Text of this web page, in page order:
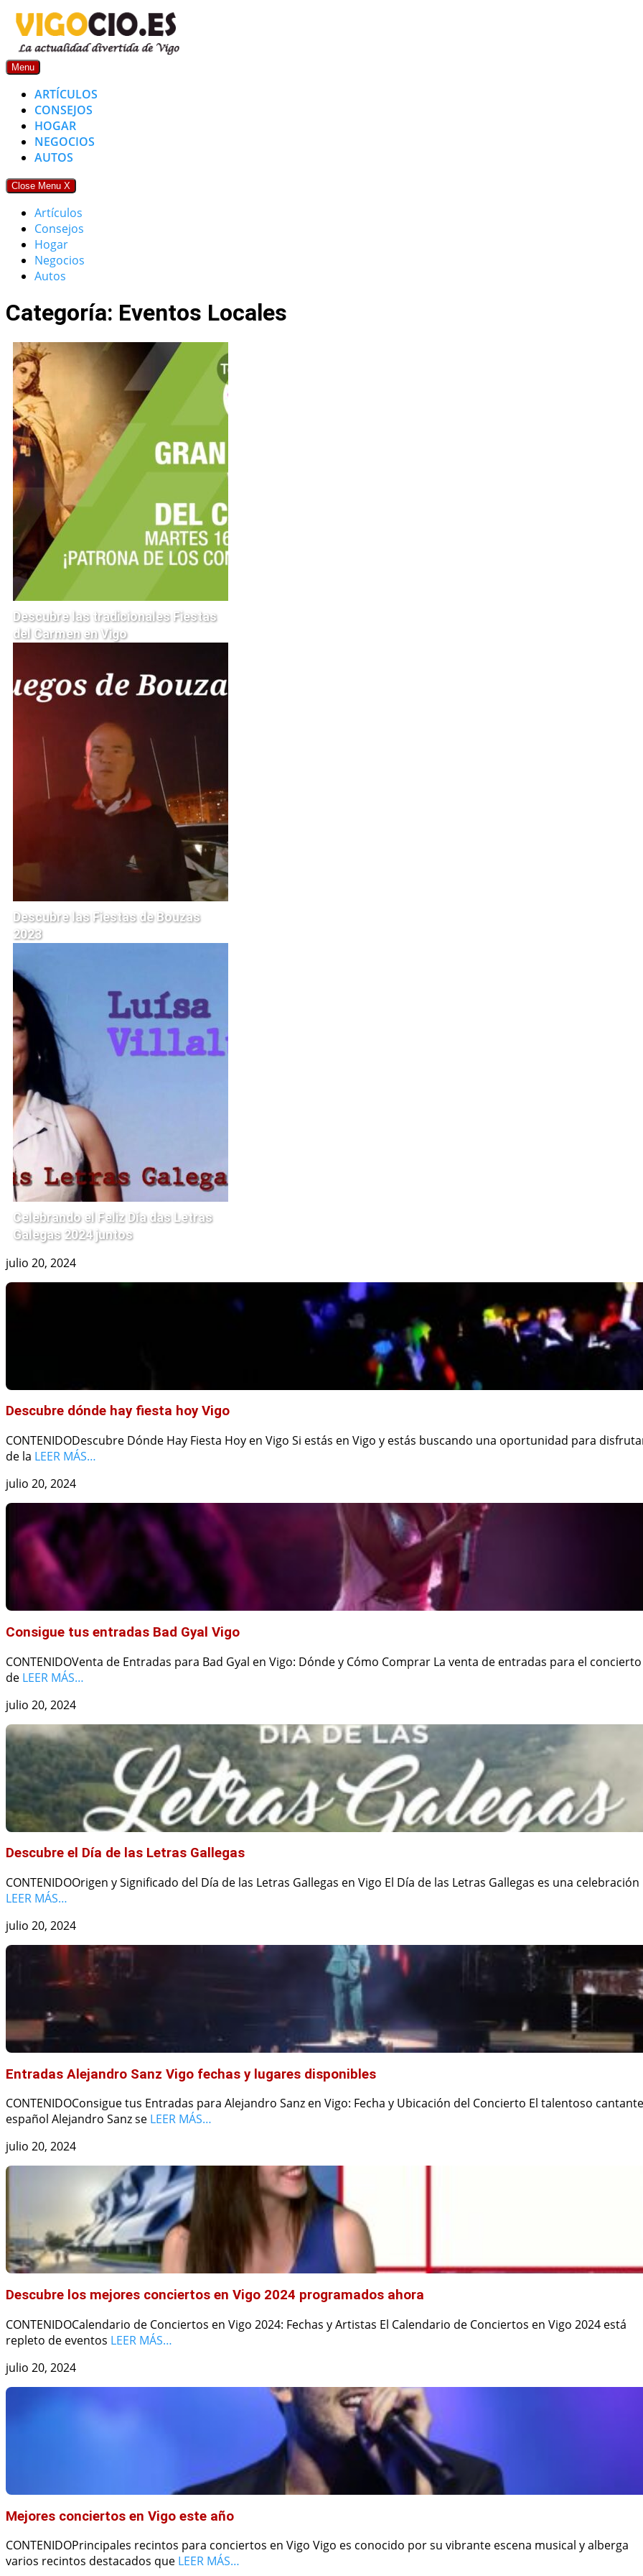
Skip
content
Menu
ARTÍCULOS
CONSEJOS
HOGAR
NEGOCIOS
AUTOS
Close Menu X
Artículos
Consejos
Hogar
Negocios
Autos
Categoría: Eventos Locales
Descubre las tradicionales Fiestas
del Carmen en Vigo
Descubre las Fiestas de Bouzas
2023
Celebrando el Feliz Día das Letras
Galegas 2024 juntos
julio 20, 2024
Descubre dónde hay fiesta hoy Vigo
CONTENIDODescubre Dónde Hay Fiesta Hoy en Vigo Si estás en Vigo y estás buscando una oportunidad para
de la LEER MÁS…
julio 20, 2024
Consigue tus entradas Bad Gyal Vigo
CONTENIDOVenta de Entradas para Bad Gyal en Vigo: Dónde y Cómo Comprar La venta de entradas para el concierto
de LEER MÁS…
julio 20, 2024
Descubre el Día de las Letras Gallegas
CONTENIDOOrigen y Significado del Día de las Letras Gallegas en Vigo El Día de las Letras Gallegas es una celebración
LEER MÁS…
julio 20, 2024
Entradas Alejandro Sanz Vigo fechas y lugares disponibles
CONTENIDOConsigue tus Entradas para Alejandro Sanz en Vigo: Fecha y Ubicación del Concierto El talentoso cantante
español Alejandro Sanz se LEER MÁS…
julio 20, 2024
Descubre los mejores conciertos en Vigo 2024 programados ahora
CONTENIDOCalendario de Conciertos en Vigo 2024: Fechas y Artistas El Calendario de Conciertos en Vigo 2024 está
repleto de eventos LEER MÁS…
julio 20, 2024
Mejores conciertos en Vigo este año
CONTENIDOPrincipales recintos para conciertos en Vigo Vigo es conocido por su vibrante escena musical y alberga
varios recintos destacados que LEER MÁS…